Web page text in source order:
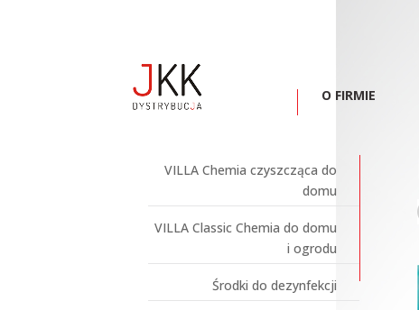
O FIRMIE
VILLA Chemia czyszcząca do
domu
VILLA Classic Chemia do domu
i ogrodu
Środki do dezynfekcji